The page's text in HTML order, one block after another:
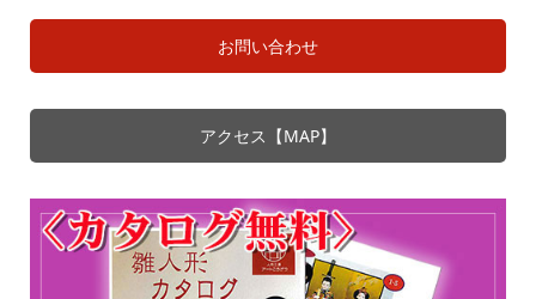
お問い合わせ
アクセス【MAP】